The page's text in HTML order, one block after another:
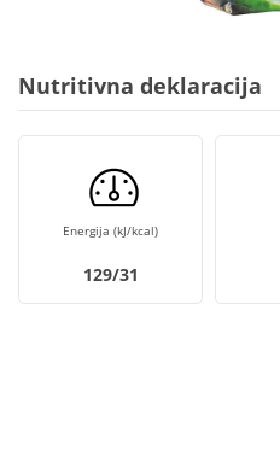
Nutritivna deklaracija
Energija (kJ/kcal)
129/31